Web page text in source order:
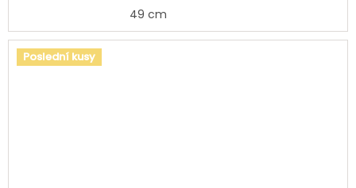
49 cm
Poslední kusy